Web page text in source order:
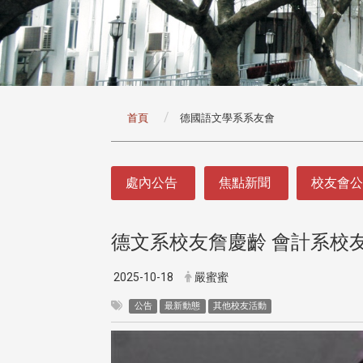
首頁 德國語文學系系友會
處內公告 焦點新聞 校友會
德文系校友詹慶齡 會計系校
2025-10-18 嚴蜜蜜
公告 最新動態 其他校友活動